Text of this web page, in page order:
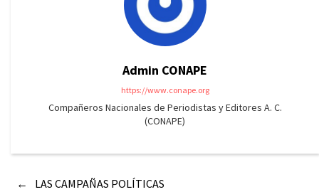
Admin CONAPE
https://www.conape.org
Compañeros Nacionales de Periodistas y Editores A. C.
(CONAPE)
←
LAS CAMPAÑAS POLÍTICAS